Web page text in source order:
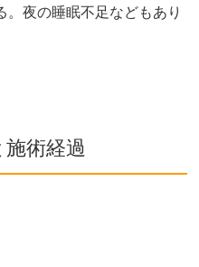
。夜の睡眠不足などもあり
術経過